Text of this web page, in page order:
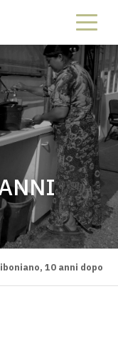
10 anni dopo